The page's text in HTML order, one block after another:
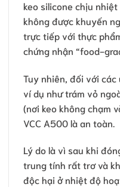
keo silicone chịu
không được khuyến
trực tiếp với thực
chứng nhận “food-
Tuy nhiên, đối với các
ví dụ như trám vỏ
(nơi keo không chạm
VCC A500 là an toàn.
Lý do là vì sau khi
trung tính rất trơ và
độc hại ở nhiệt độ